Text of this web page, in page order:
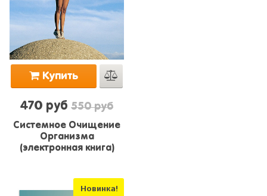
Купить
470 руб 550 руб
Системное Очищение
Организма
(электронная книга)
Новинка!